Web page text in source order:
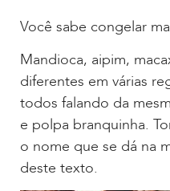
Você sabe congelar
Mandioca, aipim,
diferentes em várias
todos falando da
e polpa branquinha.
o nome que se dá na
deste texto.